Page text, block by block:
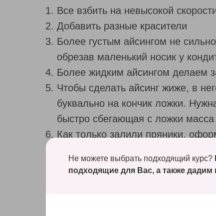
Не можете выбрать подходящий курс?
подходящие для Вас, а также дадим
Все взбить на невысокой
Добавить разные красители
Более густым айсингом не
обрезав маленький носик у
Более жидким айсингом делаем
Чтобы сделать айсинг жиже, в
буквально на кончик ложки.
быстро сбегающая с ложки масса
Как только залили пряники,